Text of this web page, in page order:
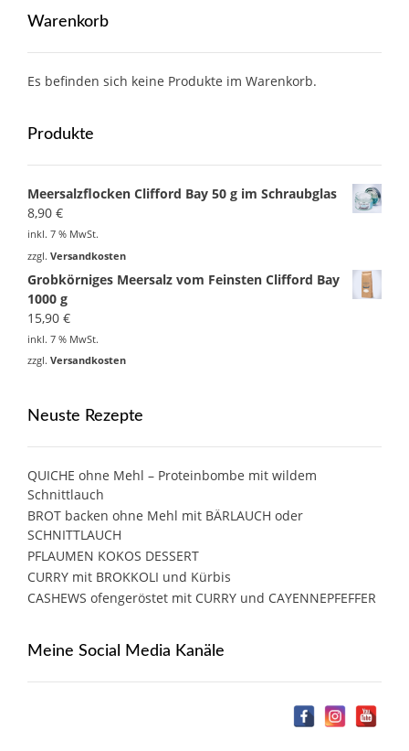
Warenkorb
Es befinden sich keine Produkte im Warenkorb.
Produkte
Meersalzflocken Clifford Bay 50 g im Schraubglas
8,90 €
inkl. 7 % MwSt.
zzgl. Versandkosten
Grobkörniges Meersalz vom Feinsten Clifford Bay
1000 g
15,90 €
inkl. 7 % MwSt.
zzgl. Versandkosten
Neuste Rezepte
QUICHE ohne Mehl – Proteinbombe mit wildem
Schnittlauch
BROT backen ohne Mehl mit BÄRLAUCH oder
SCHNITTLAUCH
PFLAUMEN KOKOS DESSERT
CURRY mit BROKKOLI und Kürbis
CASHEWS ofengeröstet mit CURRY und CAYENNEPFEFFER
Meine Social Media Kanäle